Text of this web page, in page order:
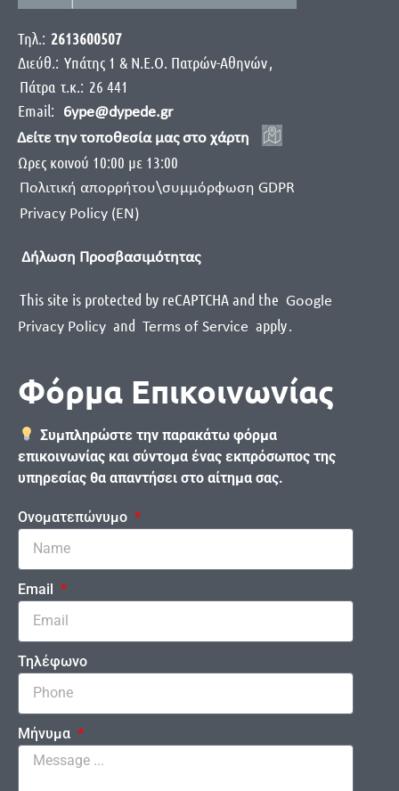
Τηλ.: 2613600507
Διεύθ.: Yπάτης 1 & Ν.Ε.Ο. Πατρών-Αθηνών,
Πάτρα τ.κ.: 26 441
Email:
6ype@dypede.gr
Δείτε την τοποθεσία μας στο χάρτη
Ωρες κοινού 10:00 με 13:00
Πολιτική απορρήτου\συμμόρφωση GDPR
Privacy Policy (EN)
Δήλωση Προσβασιμότητας
This site is protected by reCAPTCHA and the Google
Privacy Policy and Terms of Service apply.
Φόρμα Επικοινωνίας
Συμπληρώστε την παρακάτω φόρμα
επικοινωνίας και σύντομα ένας εκπρόσωπος της
υπηρεσίας θα απαντήσει στο αίτημα σας.
Ονοματεπώνυμο
Email
Τηλέφωνο
Μήνυμα